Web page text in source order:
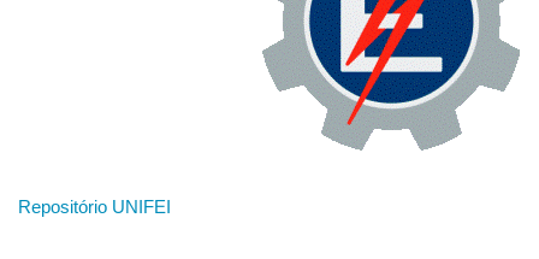
Repositório UNIFEI